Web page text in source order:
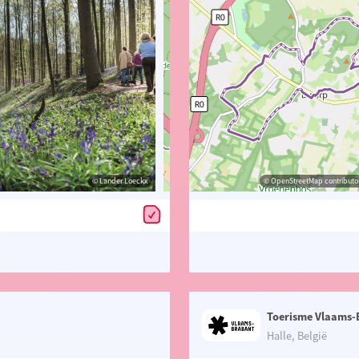
© Lander Loeckx © OpenStreetMap contributors,
© Toerisme Vlaams-Brabant vzw © OpenStreetMap
Toerisme
Halle, België